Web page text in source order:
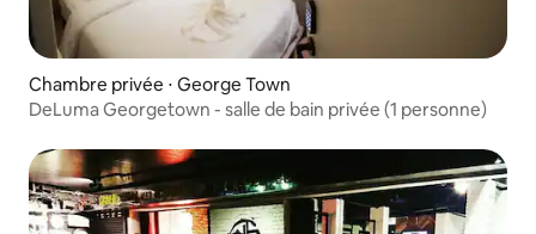
Chambre privée ⋅ George Town
DeLuma Georgetown - salle de bain privée (1 personne)